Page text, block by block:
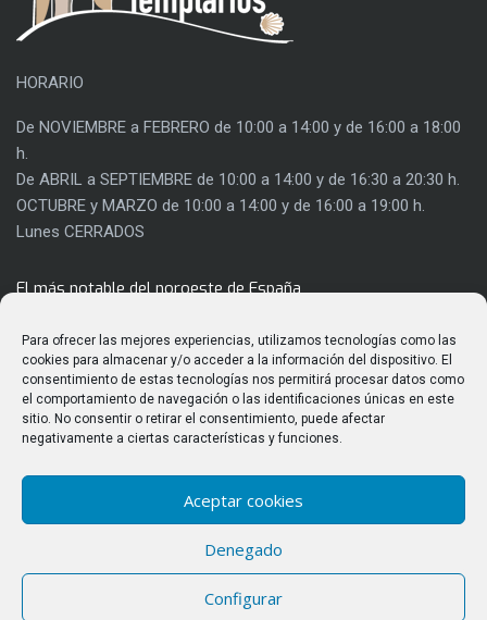
Para ofrecer las mejores experiencias, utilizamos tecnologías como las
cookies para almacenar y/o acceder a la información del dispositivo. El
consentimiento de estas tecnologías nos permitirá procesar datos como
el comportamiento de navegación o las identificaciones únicas en este
sitio. No consentir o retirar el consentimiento, puede afectar
negativamente a ciertas características y funciones.
Aceptar cookies
Denegado
Configurar
HORARIO
De NOVIEMBRE a FEBRERO de 10:00 a 14:00 y de 16:00 a 18:00
h.
De ABRIL a SEPTIEMBRE de 10:00 a 14:00 y de 16:30 a 20:30 h.
OCTUBRE y MARZO de 10:00 a 14:00 y de 16:00 a 19:00 h.
Lunes CERRADOS
El más notable del noroeste de España
Con 8.000 metros cuadrados de extensión, el Castillo de los
Templarios es mucho más que una fortaleza. Su rehabilitación
ha permitido sacar a la luz gran parte de su riqueza
arquitectónica y utilizar parte de sus salas para actividades
culturales.
ÚLTIMAS PUBLICACIONES
Observación del eclipse solar total del 12 de agosto de 2026
desde el Castillo de los Templarios